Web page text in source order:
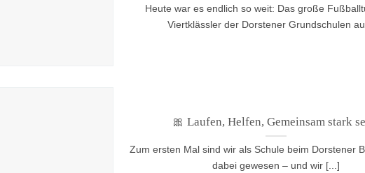
Heute war es endlich so weit: Das große
Viertklässler der Dorstener Grundschulen
🎀 Laufen, Helfen, Gemeinsam stark
Zum ersten Mal sind wir als Schule beim Dorstener
dabei gewesen – und wir [...]